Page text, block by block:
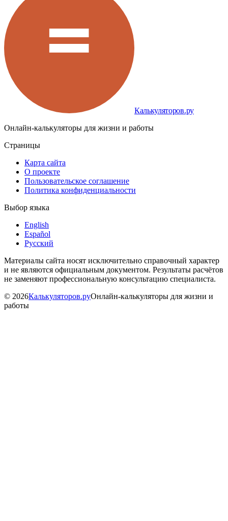
Калькуляторов.ру
Онлайн-калькуляторы для жизни и работы
Страницы
Карта сайта
О проекте
Пользовательское соглашение
Политика конфиденциальности
Выбор языка
English
Español
Русский
Материалы сайта носят исключительно справочный характер
и не являются официальным документом. Результаты расчётов
не заменяют профессиональную консультацию специалиста.
© 2026Калькуляторов.руОнлайн-калькуляторы для жизни и
работы